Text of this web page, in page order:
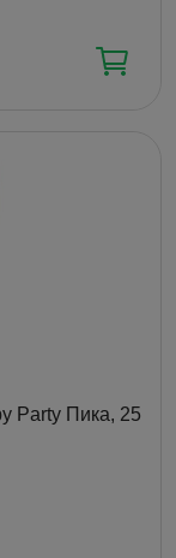
Party Пика, 25